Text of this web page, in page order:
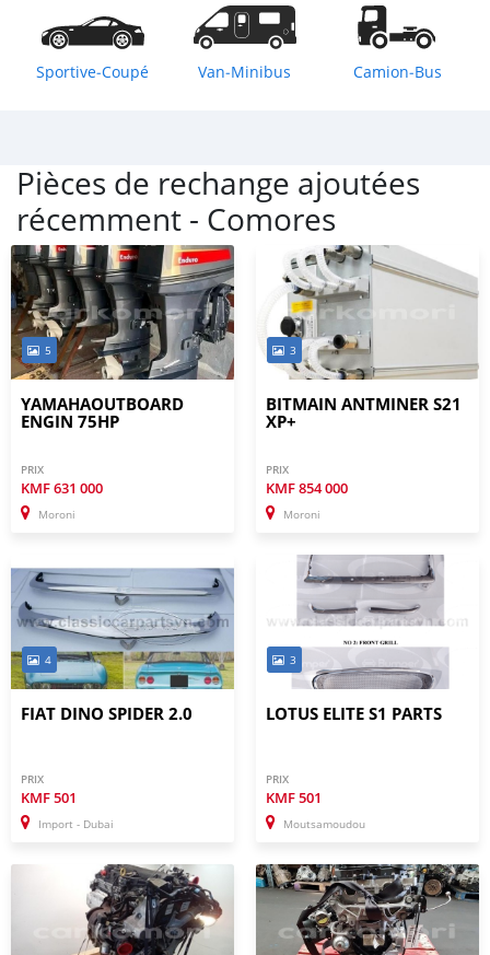
Sportive‒Coupé Van‒Minibus Camion‒Bus
Pièces de rechange ajoutées
récemment - Comores
5
YAMAHAOUTBOARD
ENGIN 75HP
PRIX
KMF631 000
Moroni
3
BITMAIN ANTMINER S21
XP+
PRIX
KMF854 000
Moroni
4
FIAT DINO SPIDER 2.0
PRIX
KMF501
Import - Dubai
3
LOTUS ELITE S1 PARTS
PRIX
KMF501
Moutsamoudou